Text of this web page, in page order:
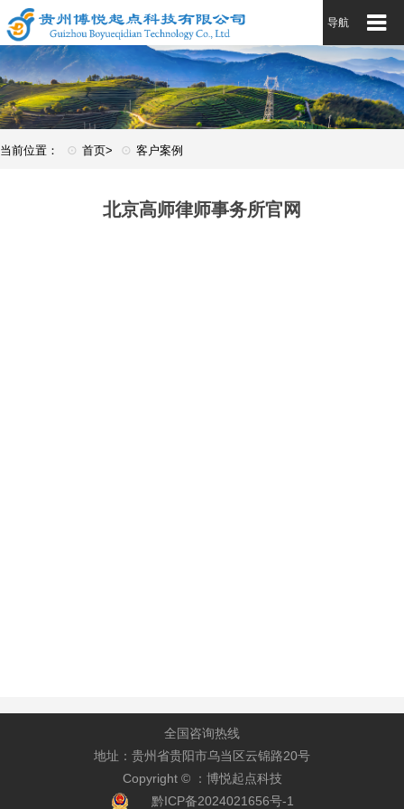
导航
当前位置： ⊙ 首页> ⊙ 客户案例
北京高师律师事务所官网
全国咨询热线
地址：贵州省贵阳市乌当区云锦路20号
Copyright © ：博悦起点科技
黔ICP备2024021656号-1